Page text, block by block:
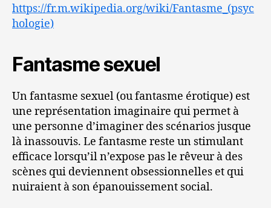
https://fr.m.wikipedia.org/wiki/Fantasme_(psyc
hologie)
Fantasme sexuel
Un fantasme sexuel (ou fantasme érotique) est
une représentation imaginaire qui permet à
une personne d’imaginer des scénarios jusque
là inassouvis. Le fantasme reste un stimulant
efficace lorsqu’il n’expose pas le rêveur à des
scènes qui deviennent obsessionnelles et qui
nuiraient à son épanouissement social.